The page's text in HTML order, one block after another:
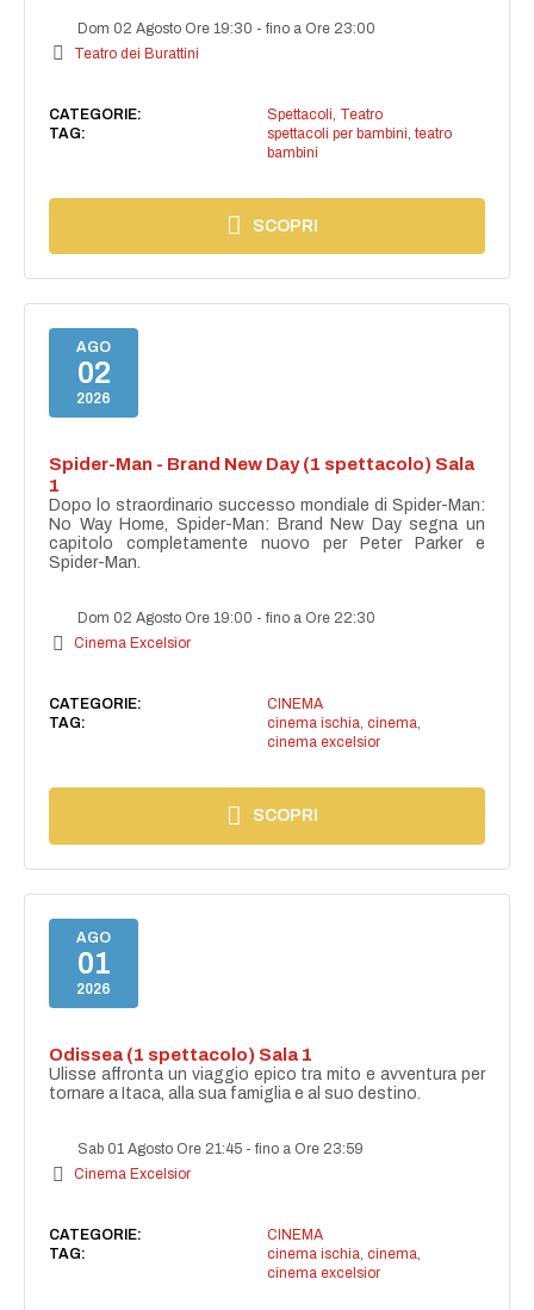
Dom 02 Agosto Ore 19:30 -fino a Ore 23:00
Teatro dei Burattini
CATEGORIE: Spettacoli Teatro
TAG:
spettacoli per bambini teatro
bambini
SCOPRI
AGO
02
2026
Spider-Man - Brand New Day (1 spettacolo) Sala
1
Dopo lo straordinario successo mondiale di Spider-Man:
No Way Home, Spider-Man: Brand New Day segna un
capitolo completamente nuovo per Peter Parker e
Spider-Man.
Dom 02 Agosto Ore 19:00 -fino a Ore 22:30
Cinema Excelsior
CATEGORIE:
CINEMA
TAG:
cinema ischia, cinema,
cinema excelsior
SCOPRI
AGO
01
2026
Odissea (1 spettacolo) Sala 1
Ulisse affronta un viaggio epico tra mito e avventura per
tornare a Itaca, alla sua famiglia e al suo destino.
Sab 01 Agosto Ore 21:45 -fino a Ore 23:59
Cinema Excelsior
CATEGORIE:
CINEMA
TAG:
cinema ischia, cinema,
cinema excelsior